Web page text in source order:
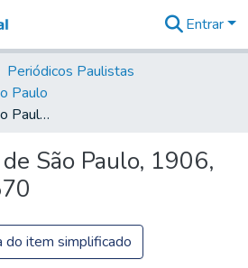
&
Coleções
Tudo na
Biblioteca
Estatísticas
Entrar
Periódicos Paulistas
Paulo
O Commercio de São Paulo, 1906, Ano XIII, n. 4570
São Paulo, 1906,
do item simplificado